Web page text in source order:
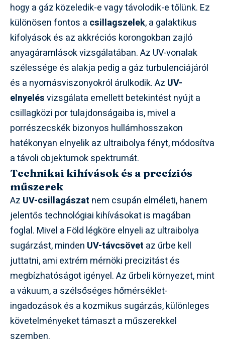
hogy a gáz közeledik-e vagy távolodik-e tőlünk. Ez
különösen fontos a csillagszelek, a galaktikus
kifolyások és az akkréciós korongokban zajló
anyagáramlások vizsgálatában. Az UV-vonalak
szélessége és alakja pedig a gáz turbulenciájáról
és a nyomásviszonyokról árulkodik. Az UV-
elnyelésvizsgálata emellett betekintést nyújt a
csillagközi por tulajdonságaiba is, mivel a
porrészecskék bizonyos hullámhosszakon
hatékonyan elnyelik az ultraibolya fényt, módosítva
a távoli objektumok spektrumát.
Technikai kihívások és a precíziós
műszerek
Az UV-csillagászat nem csupán elméleti, hanem
jelentős technológiai kihívásokat is magában
foglal. Mivel a Föld légköre elnyeli az ultraibolya
sugárzást, minden UV-távcsövet az űrbe kell
juttatni, ami extrém mérnöki precizitást és
megbízhatóságot igényel. Az űrbeli környezet, mint
a vákuum, a szélsőséges hőmérséklet-
ingadozások és a kozmikus sugárzás, különleges
követelményeket támaszt a műszerekkel
szemben.